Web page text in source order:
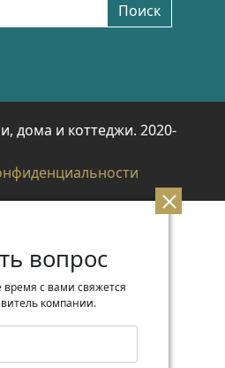
Поиск
дома и коттеджи. 2020-
вопрос
с вами свяжется
компании.